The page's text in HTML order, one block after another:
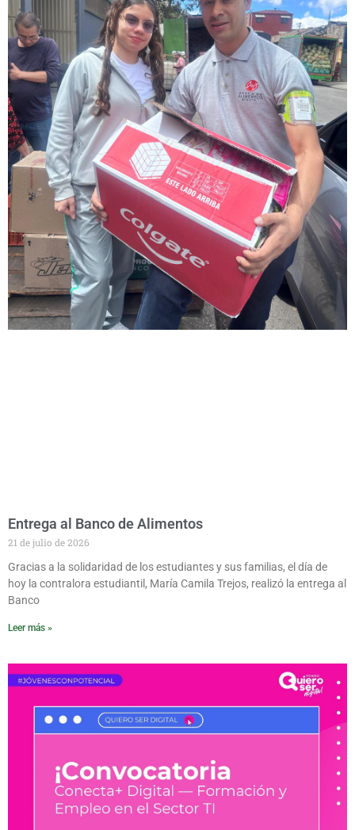
Entrega al Banco de Alimentos
21 de julio de 2026
Gracias a la solidaridad de los estudiantes y sus familias, el día de
hoy la contralora estudiantil, María Camila Trejos, realizó la entrega al
Banco
Leer más »